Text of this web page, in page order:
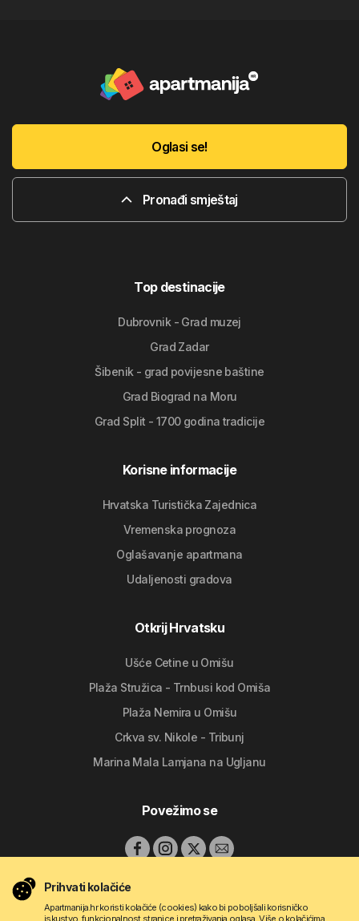
Oglasi se!
Pronađi smještaj
Top destinacije
Dubrovnik - Grad muzej
Grad Zadar
Šibenik - grad povijesne baštine
Grad Biograd na Moru
Grad Split - 1700 godina tradicije
Korisne informacije
Hrvatska Turistička Zajednica
Vremenska prognoza
Oglašavanje apartmana
Udaljenosti gradova
Otkrij Hrvatsku
Ušće Cetine u Omišu
Plaža Stružica - Trnbusi kod Omiša
Plaža Nemira u Omišu
Crkva sv. Nikole - Tribunj
Marina Mala Lamjana na Ugljanu
Povežimo se
Prihvati kolačiće
Apartmanija.hr koristi kolačiće (cookies) kako bi poboljšali korisničko
iskustvo, funkcionalnost stranice i pretraživanja oglasa. Više o kolačićima